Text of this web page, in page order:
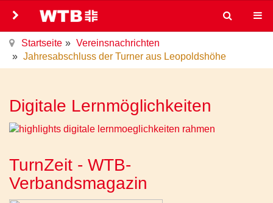
Startseite
Vereinsnachrichten
Jahresabschluss der Turner aus Leopoldshöhe
Digitale Lernmöglichkeiten
TurnZeit - WTB-
Verbandsmagazin